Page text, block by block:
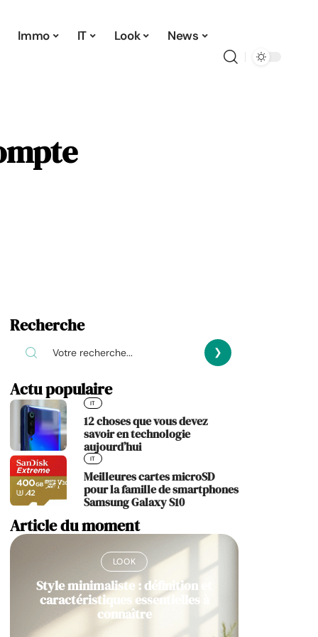
Immo IT Look News
Recherche
Actu populaire
IT
12 choses que vous devez
savoir en technologie
aujourd’hui
IT
Meilleures cartes microSD
pour la famille de smartphones
Samsung Galaxy S10
Article du moment
LOOK
Style minimaliste : définition et
caractéristiques essentielles à
connaître